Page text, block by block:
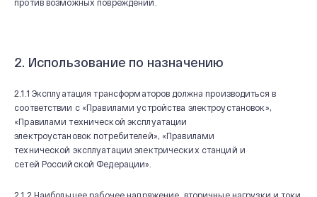
против возможных повреждений.
2. Использование по назначению
2.1.1 Эксплуатация трансформаторов должна производиться в
соответствии с «Правилами устройства электроустановок»,
«Правилами технической эксплуатации
электроустановок потребителей», «Правилами
технической эксплуатации электрических станций и
сетей Российской Федерации».
2.1.2 Наибольшее рабочее напряжение, вторичные нагрузки и токи